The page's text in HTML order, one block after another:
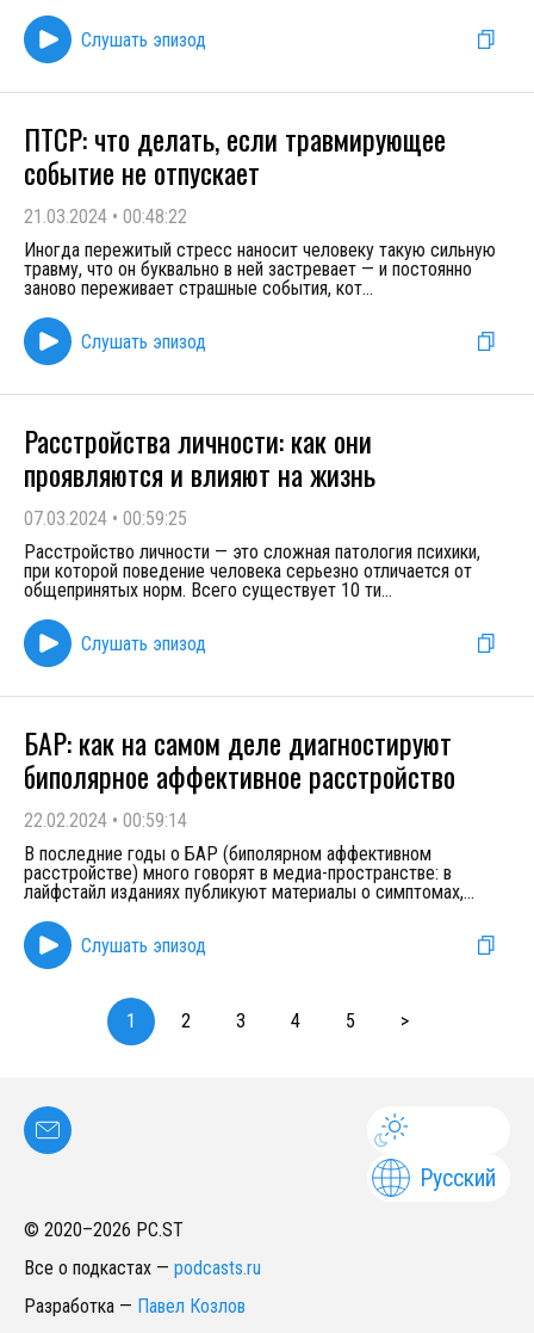
Слушать эпизод
ПТСР: что делать, если травмирующее
событие не отпускает
21.03.2024 • 00:48:22
Иногда пережитый стресс наносит человеку такую сильную
травму, что он буквально в ней застревает — и постоянно
заново переживает страшные события, кот...
Слушать эпизод
Расстройства личности: как они
проявляются и влияют на жизнь
07.03.2024 • 00:59:25
Расстройство личности — это сложная патология психики,
при которой поведение человека серьезно отличается от
общепринятых норм. Всего существует 10 ти...
Слушать эпизод
БАР: как на самом деле диагностируют
биполярное аффективное расстройство
22.02.2024 • 00:59:14
В последние годы о БАР (биполярном аффективном
расстройстве) много говорят в медиа-пространстве: в
лайфстайл изданиях публикуют материалы о симптомах,...
Слушать эпизод
1 2 3 4 5 >
Русский
© 2020–2026 PC.ST
Все о подкастах — podcasts.ru
Разработка — Павел Козлов